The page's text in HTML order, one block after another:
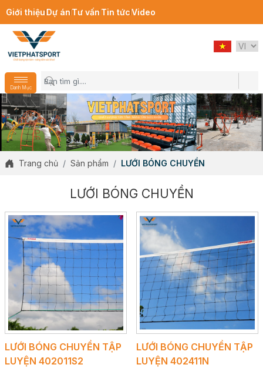
Giới thiệu Dự án Tư vấn Tin tứcVideo
Danh Mục
Trang chủ Sản phẩm LƯỚI BÓNG CHUYỀN
LƯỚI BÓNG CHUYỀN
LƯỚI BÓNG CHUYỀN TẬP
LUYỆN 402011S2
LƯỚI BÓNG CHUYỀN TẬP
LUYỆN 402411N